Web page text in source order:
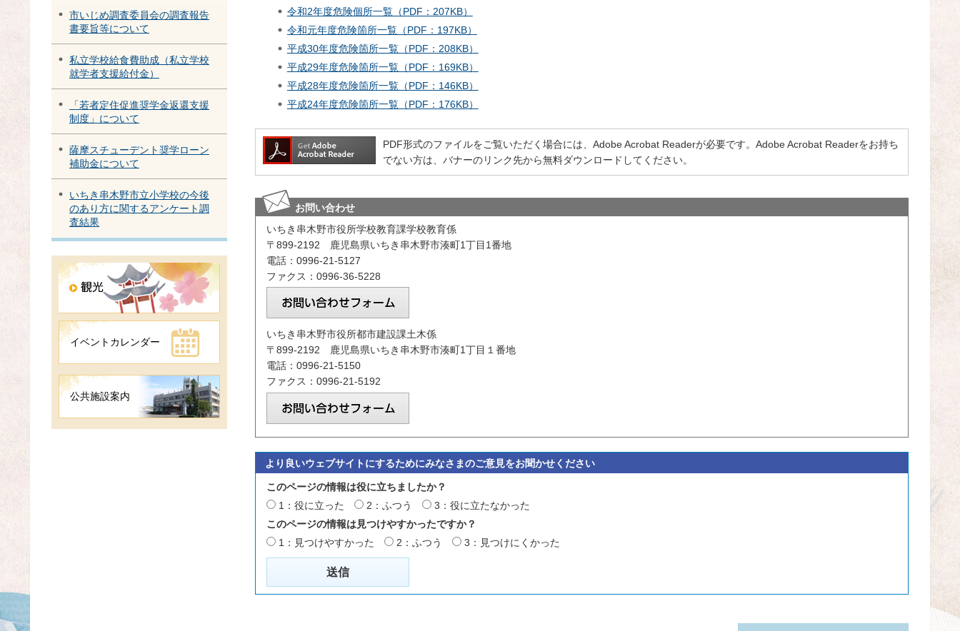
市いじめ調査委員会の調査報告
書要旨等について
私立学校給食費助成（私立学校
就学者支援給付金）
「若者定住促進奨学金返還支援
制度」について
薩摩スチューデント奨学ローン
補助金について
いちき串木野市立小学校の今後
のあり方に関するアンケート調
査結果
イベントカレンダー
公共施設案内
令和2年度危険個所一覧（PDF：207KB）
令和元年度危険箇所一覧（PDF：197KB）
平成30年度危険箇所一覧（PDF：208KB）
平成29年度危険箇所一覧（PDF：169KB）
平成28年度危険箇所一覧（PDF：146KB）
平成24年度危険箇所一覧（PDF：176KB）
PDF形式のファイルをご覧いただく場合には、Adobe Acrobat Readerが必要です。Adobe Acrobat Readerをお持ち
でない方は、バナーのリンク先から無料ダウンロードしてください。
お問い合わせ
いちき串木野市役所学校教育課学校教育係
〒899-2192 鹿児島県いちき串木野市湊町1丁目1番地
電話：0996-21-5127
ファクス：0996-36-5228
いちき串木野市役所都市建設課土木係
〒899-2192 鹿児島県いちき串木野市湊町1丁目１番地
電話：0996-21-5150
ファクス：0996-21-5192
より良いウェブサイトにするためにみなさまのご意見をお聞かせください
このページの情報は役に立ちましたか？
1：役に立った
2：ふつう
3：役に立たなかった
このページの情報は見つけやすかったですか？
1：見つけやすかった
2：ふつう 3：見つけにくかった